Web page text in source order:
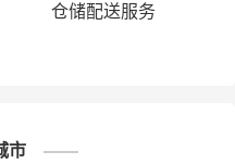
仓储配送服务
市